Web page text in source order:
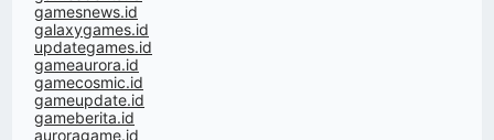
gamesnews.id
galaxygames.id
updategames.id
gameaurora.id
gamecosmic.id
gameupdate.id
gameberita.id
auroragame.id